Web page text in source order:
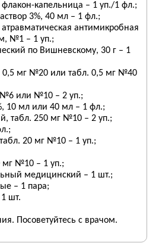
капельница – 1 уп./1 фл.;
3%, 40 мл – 1 фл.;
антимикробная
№1 – 1 уп.;
по Вишневскому, 30 г – 1
0,5 мг №20 или табл. 0,5 мг №40
№6 или №10 – 2 уп.;
10 мл или 40 мл – 1 фл.;
табл. 250 мг №10 – 2 уп.;
20 мг №10 – 1 уп.;
мг №10 – 1 уп.;
медицинский – 1 шт.;
– 1 пара;
шт.
Посоветуйтесь с врачом.